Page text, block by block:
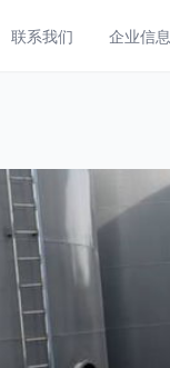
联系我们 企业信息